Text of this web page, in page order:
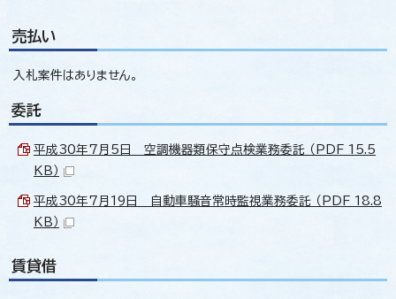
売払い
入札案件はありません。
委託
平成30年7月5日 空調機器類保守点検業務委託 （PDF 15.5
KB）
平成30年7月19日 自動車騒音常時監視業務委託 （PDF 18.8
KB）
賃貸借